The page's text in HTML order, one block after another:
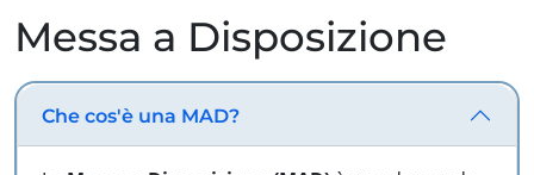
Messa a Disposizione
Che cos'è una MAD?